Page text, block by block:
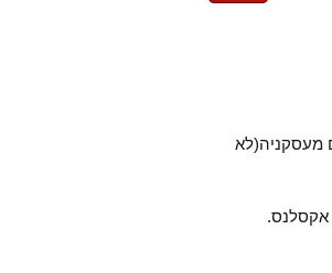
מעסקניה(לא
אקסלנס.